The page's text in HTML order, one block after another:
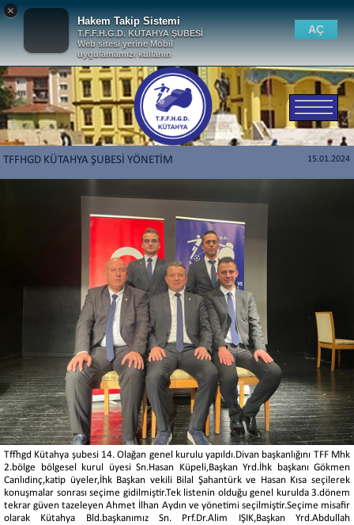
×
Hakem Takip Sistemi
T.F.F.H.G.D. KÜTAHYA ŞUBESİ
Web sitesi yerine Mobil
uygulamamızı kullanın
AÇ
TFFHGD KÜTAHYA ŞUBESİ YÖNETİM 15.01.2024
Tffhgd Kütahya şubesi 14. Olağan genel kurulu yapıldı.Divan başkanlığını TFF Mhk
2.bölge bölgesel kurul üyesi Sn.Hasan Küpeli,Başkan Yrd.İhk başkanı Gökmen
Canlıdinç,katip üyeler,İhk Başkan vekili Bilal Şahantürk ve Hasan Kısa seçilerek
konuşmalar sonrası seçime gidilmiştir.Tek listenin olduğu genel kurulda 3.dönem
tekrar güven tazeleyen Ahmet İlhan Aydın ve yönetimi seçilmiştir.Seçime misafir
olarak Kütahya Bld.başkanımız Sn. Prf.Dr.Alim IŞIK,Başkan Yrd.Abdullah